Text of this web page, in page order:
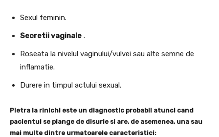
Sexul feminin.
Secretii vaginale .
Roseata la nivelul vaginului/vulvei sau alte semne de
inflamatie.
Durere in timpul actului sexual.
Pietra la rinichi este un diagnostic probabil atunci cand
pacientul se plange de disurie si are, de asemenea, una sau
mai multe dintre urmatoarele caracteristici: